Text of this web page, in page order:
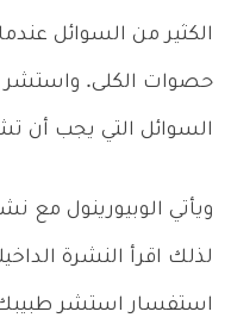
الكثير من السوائل
حصوات الكلى. واستشر
السوائل التي يجب أن
ويأتي الوبيورينول مع
لذلك اقرأ النشرة
استفسار استشر طبيبك